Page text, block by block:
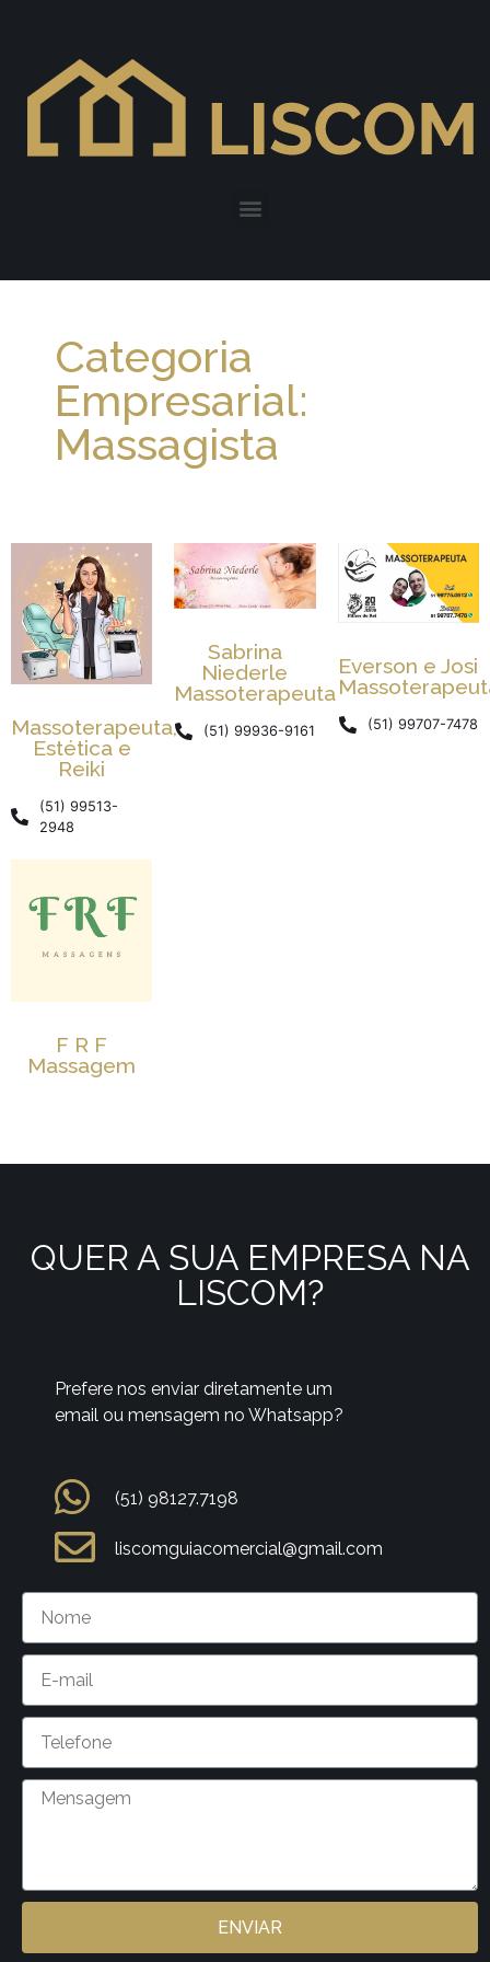
Categoria
Empresarial:
Massagista
Massoterapeuta,
Estética e
Reiki
(51) 99513-
2948
Sabrina
Niederle
Massoterapeuta
(51) 99936-9161
Everson e Josi
(51) 99707-7478
F R F
Massagem
QUER A SUA EMPRESA NA
LISCOM?
Prefere nos enviar diretamente um
email ou mensagem no Whatsapp?
(51) 98127.7198
liscomguiacomercial@gmail.com
ENVIAR